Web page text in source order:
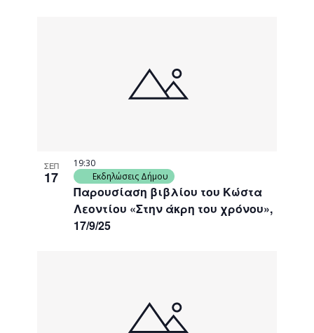
ΣΕΠ
17
Παρουσίαση βιβλίου του Κώστα
Λεοντίου «Στην άκρη του χρόνου»,
17/9/25
19:30
Εκδηλώσεις Δήμου